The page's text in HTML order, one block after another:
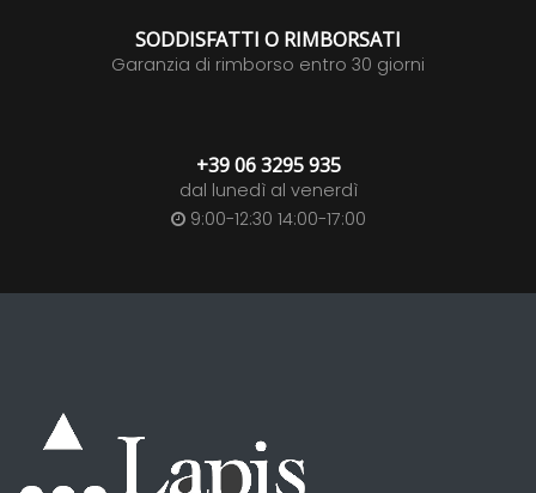
SODDISFATTI O RIMBORSATI
Garanzia di rimborso entro 30 giorni
+39 06 3295 935
dal lunedì al venerdì
9:00-12:30 14:00-17:00